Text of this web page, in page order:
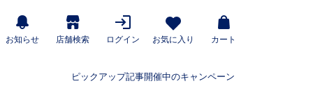
お知らせ 店舗検索 ログイン お気に入り カート
ピックアップ記事開催中のキャンペーン